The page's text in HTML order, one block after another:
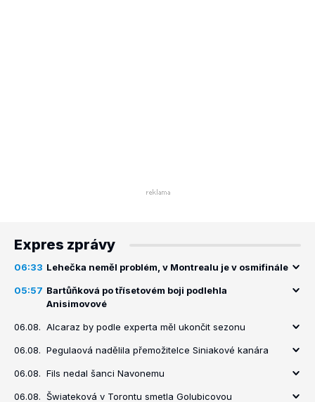
Expres zprávy
06:33 Lehečka neměl problém, v Montrealu je v osmifinále
05:57 Bartůňková po třísetovém boji podlehla
Anisimovové
06.08. Alcaraz by podle experta měl ukončit sezonu
06.08. Pegulaová nadělila přemožitelce Siniakové kanára
06.08. Fils nedal šanci Navonemu
06.08. Šwiateková v Torontu smetla Golubicovou